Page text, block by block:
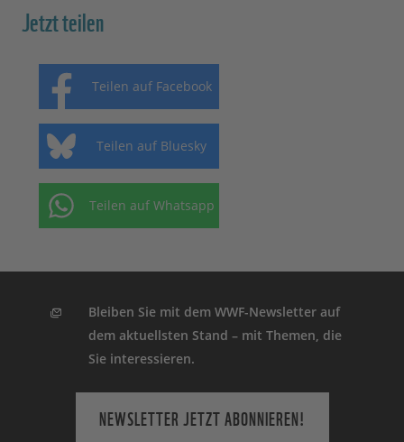
Jetzt teilen
Teilen auf Facebook
Teilen auf Bluesky
Teilen auf Whatsapp
Bleiben Sie mit dem WWF-Newsletter auf
dem aktuellsten Stand – mit Themen, die
Sie interessieren.
NEWSLETTER JETZT ABONNIEREN!